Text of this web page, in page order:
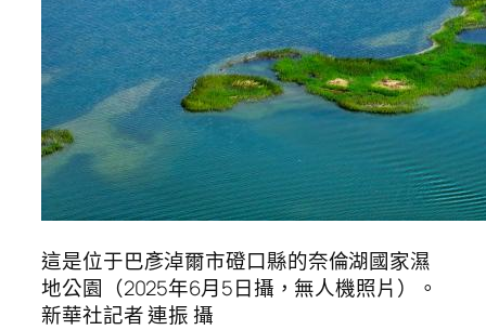
這是位于巴彥淖爾市磴口縣的奈倫湖國家濕
地公園（2025年6月5日攝，無人機照片）。
新華社記者 連振 攝